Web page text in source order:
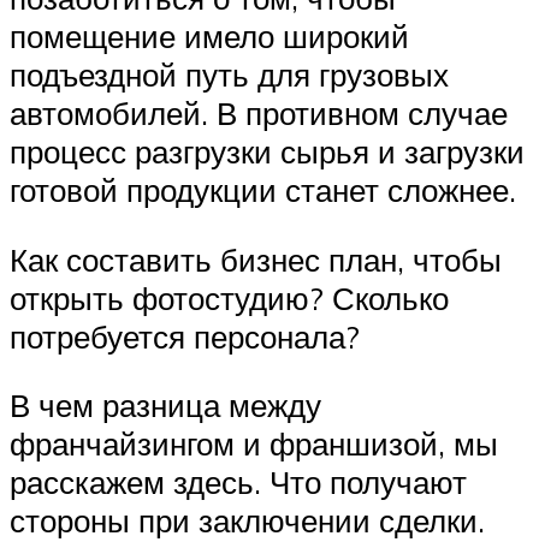
помещение имело широкий
подъездной путь для грузовых
автомобилей. В противном случае
процесс разгрузки сырья и загрузки
готовой продукции станет сложнее.
Как составить бизнес план, чтобы
открыть фотостудию? Сколько
потребуется персонала?
В чем разница между
франчайзингом и франшизой, мы
расскажем здесь. Что получают
стороны при заключении сделки.